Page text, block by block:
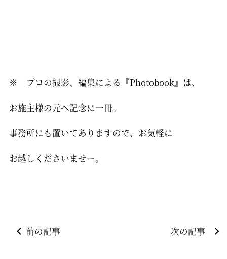
※ プロの撮影、編集による『Photobook』は、
お施主様の元へ記念に一冊。
事務所にも置いてありますので、お気軽に
お越しくださいませー。
前の記事 次の記事